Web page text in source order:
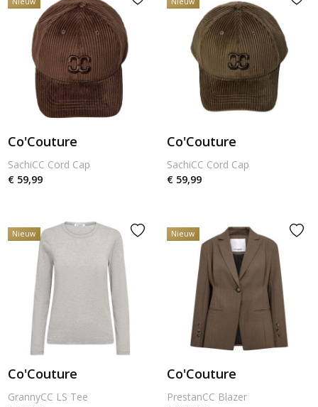
Co'Couture
SachiCC Cord Cap
€ 59,99
Co'Couture
SachiCC Cord Cap
€ 59,99
Nieuw
Co'Couture
GrannyCC LS Tee
Nieuw
Co'Couture
PrestanCC Blazer